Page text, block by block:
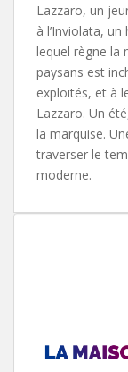
Lazzaro, un
à l’Inviolata,
lequel règne la
paysans est
exploités, et à
Lazzaro. Un
la marquise.
traverser le
moderne.